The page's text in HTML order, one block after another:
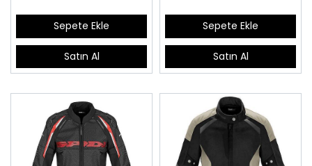
Sepete Ekle
Satın Al
Sepete Ekle
Satın Al